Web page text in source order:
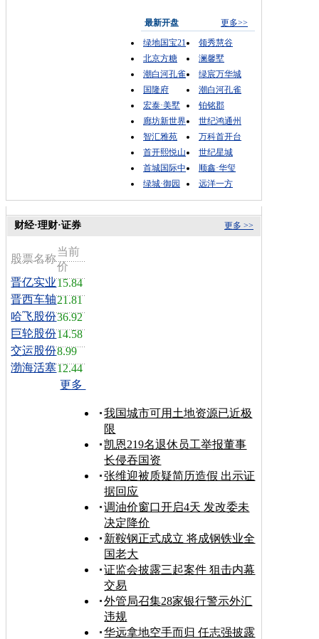
最新开盘
更多>>
绿地国宝21
领秀慧谷
北京方糖
澜馨墅
潮白河孔雀
绿宸万华城
国隆府
潮白河孔雀
宏泰·美墅
铂铭郡
廊坊新世界
世纪鸿通州
智汇雅苑
万科首开台
首开熙悦山
世纪星城
首城国际中
顺鑫·华玺
绿城·御园
远洋一方
更多 >>
财经·理财·证券
股票名称
当前
价
晋亿实业15.84
晋西车轴21.81
哈飞股份36.92
巨轮股份14.58
交运股份8.99
渤海活塞12.44
更多
我国城市可用土地资源已近极
限
凯恩219名退休员工举报董事
长侵吞国资
张维迎被质疑简历造假 出示证
据回应
调油价窗口开启4天 发改委未
决定降价
新鞍钢正式成立 将成钢铁业全
国老大
证监会披露三起案件 狙击内幕
交易
外管局召集28家银行警示外汇
违规
华远拿地空手而归 任志强披露